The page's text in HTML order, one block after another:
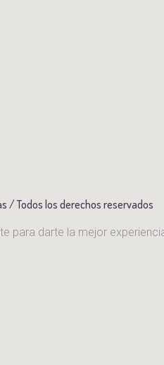
/ Todos los derechos reservados
para darte la mejor